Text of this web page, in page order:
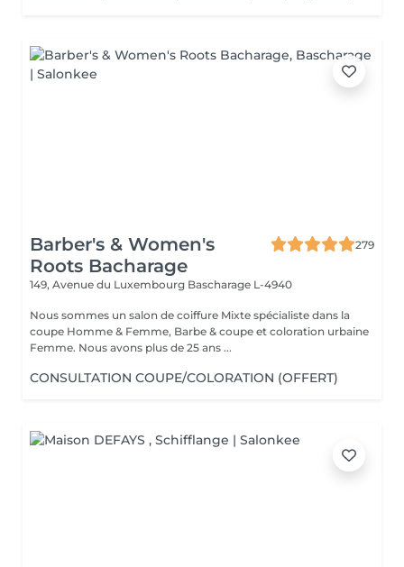
Barber's & Women's
Roots Bacharage
279
149, Avenue du Luxembourg Bascharage L-4940
Nous sommes un salon de coiffure Mixte spécialiste dans la
coupe Homme & Femme, Barbe & coupe et coloration urbaine
Femme. Nous avons plus de 25 ans ...
CONSULTATION COUPE/COLORATION (OFFERT)